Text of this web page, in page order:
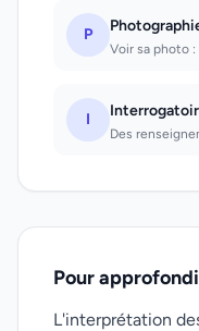
P
I
Des
Pour
L'interprétation